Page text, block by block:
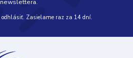
newslettera.
odhlásiť. Zasielame raz za 14 dní.